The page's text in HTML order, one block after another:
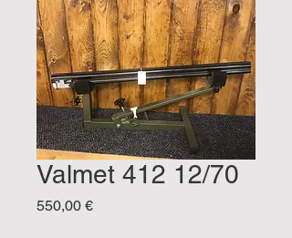
Valmet 412 12/70
550,00 €Pris